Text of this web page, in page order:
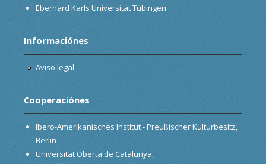
Eberhard Karls Universität Tübingen
Informaciónes
Aviso legal
Cooperaciónes
Ibero-Amerikanisches Institut - Preußischer Kulturbesitz,
Berlin
Universitat Oberta de Catalunya